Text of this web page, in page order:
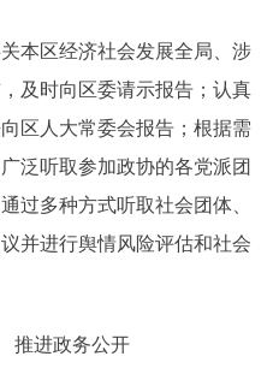
关本区经济社会发展全局、涉
及时向区委请示报告；认真
区人大常委会报告； 根据需
泛听取参加政协的各党派团
过多种方式听取社会团体、
并进行舆情风险评估和社会
推进政务公开